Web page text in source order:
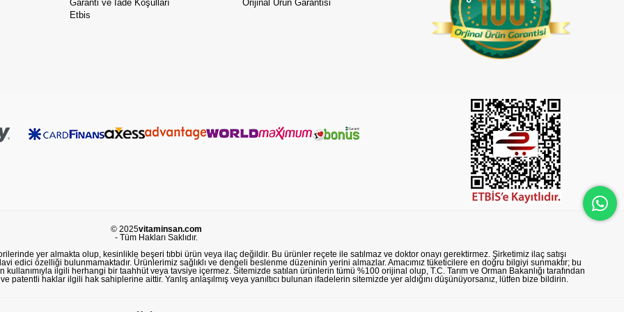
Garanti ve İade Koşulları
Etbis
Orijinal Ürün Garantisi
© 2025vitaminsan.com
- Tüm Hakları Saklıdır.
yer almakta olup, kesinlikle beşeri tıbbi ürün veya ilaç değildir. Bu ürünler reçete ile satılmaz ve doktor onayı gerektirmez. Şirketimiz ilaç satışı
edici özelliği bulunmamaktadır. Ürünlerimiz sağlıklı ve dengeli beslenme düzeninin yerini almazlar. Amacımız tüketicilere en doğru bilgiyi sunmaktır; bu
ilgili herhangi bir taahhüt veya tavsiye içermez. Sitemizde satılan ürünlerin tümü %100 orijinal olup, T.C. Tarım ve Orman Bakanlığı tarafından
patentli haklar ilgili hak sahiplerine aittir. Yanlış anlaşılmış veya yanıltıcı bulunan ifadelerin sitemizde yer aldığını düşünüyorsanız, lütfen bize bildirin.